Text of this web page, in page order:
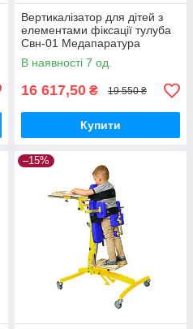
Вертикалізатор для дітей з
елементами фіксації тулуба
Свн-01 Медапаратура
В наявності 7 од.
16 617,50 ₴ 19 550 ₴
Купити
–15%